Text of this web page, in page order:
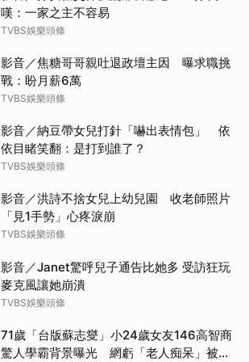
嘆：一家之主不容易
TVBS娛樂頭條
影音／焦糖哥哥親吐退政壇主因 曝求職挑
戰：盼月薪6萬
TVBS娛樂頭條
影音／納豆帶女兒打針「嚇出表情包」 依
依目睹笑翻：是打到誰了？
TVBS娛樂頭條
影音／洪詩不捨女兒上幼兒園 收老師照片
「見1手勢」心疼淚崩
TVBS娛樂頭條
影音／Janet驚呼兒子通告比她多 受訪狂玩
麥克風讓她崩潰
TVBS娛樂頭條
71歲「台版蘇志燮」小24歲女友146高智商
驚人學霸背景曝光 網虧「老人痴呆」被詐